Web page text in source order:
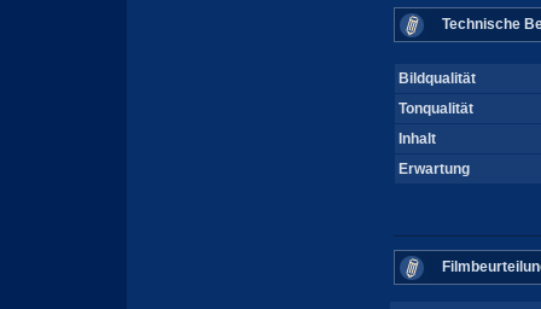
Technische
Bildqualität
Tonqualität
Inhalt
Erwartung